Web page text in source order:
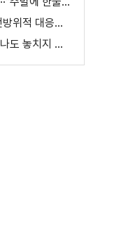
폭염 점검회의 주재···"전방위적 대응체계 가동"
이 대통령 "가짜뉴스, 하나도 놓치지 말고 바로잡아야"